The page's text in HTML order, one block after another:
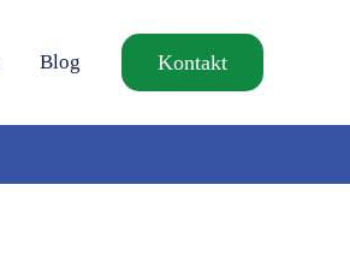
Blog Kontakt